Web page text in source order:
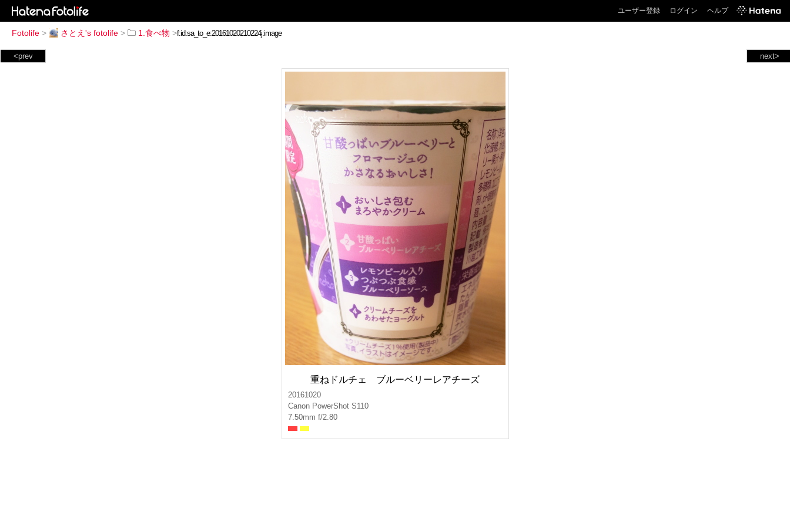
ユーザー登録 ログイン ヘルプ
Fotolife > さとえ's fotolife > 1.食べ物 >
next>
<prev
重ねドルチェ ブルーベリーレアチーズ
20161020
Canon PowerShot S110
7.50mm f/2.80